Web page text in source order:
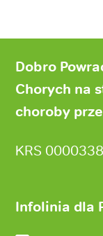
stronyDobro
Chorych na
choroby
KRS
Infolinia dla